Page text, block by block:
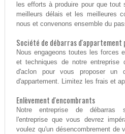
les efforts à produire pour que
meilleurs délais et les meilleures
nous et convenons ensemble du
Société de débarras d'appartement
Nous engageons toutes les forces
et techniques de notre entreprise
d'aclon pour vous proposer un
d'appartement. Limitez les frais et
Enlèvement d'encombrants
Notre entreprise de débarras
l'entreprise que vous devrez
voulez qu'un désencombrement de